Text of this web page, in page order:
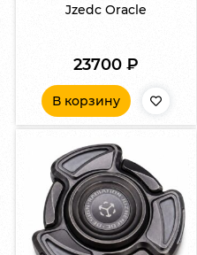
Jzedc Oracle
23700 ₽
В корзину